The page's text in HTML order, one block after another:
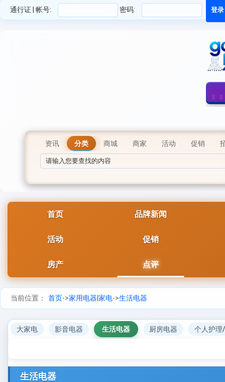
通行证 | 帐号: 密码:
资讯 分类 商城 商家 活动 促销
首页 品牌新闻
活动 促销
房产 点评
当前位置： 首页->家用电器|家电->生活电器
大家电 影音电器 生活电器 厨房电器 个人护
生活电器